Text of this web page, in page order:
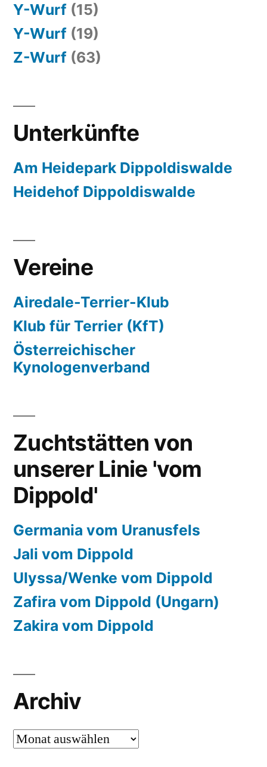
Y-Wurf (15)
Y-Wurf (19)
Z-Wurf (63)
Unterkünfte
Am Heidepark Dippoldiswalde
Heidehof Dippoldiswalde
Vereine
Airedale-Terrier-Klub
Klub für Terrier (KfT)
Österreichischer
Kynologenverband
Zuchtstätten von
unserer Linie 'vom
Dippold'
Germania vom Uranusfels
Jali vom Dippold
Ulyssa/Wenke vom Dippold
Zafira vom Dippold (Ungarn)
Zakira vom Dippold
Archiv
Archiv